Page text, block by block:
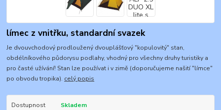
límec z vnitřku, standardní svazek
Je dvouvchodový prodloužený dvouplášťový "kopulovitý" stan,
obdélníkového půdorysu podlahy, vhodný pro všechny druhy turistiky a
pro časté užívání! Stan lze používat i v zimě (doporučujeme našití "límce"
po obvodu tropika). celý popis
Dostupnost
Skladem